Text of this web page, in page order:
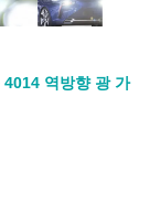
역방향 광 가